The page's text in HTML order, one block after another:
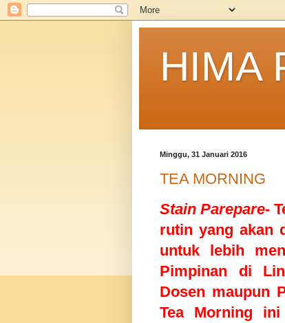
HIMA
Minggu, 31 Januari 2016
TEA MORNING
Stain Parepare-
rutin yang akan
untuk lebih
Pimpinan di
Dosen maupun
Tea Morning